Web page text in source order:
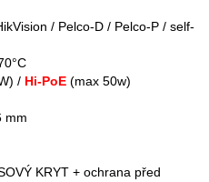
/ Pelco-D / Pelco-P / self-
/ Hi-PoE (max 50w)
mm
KRYT + ochrana před